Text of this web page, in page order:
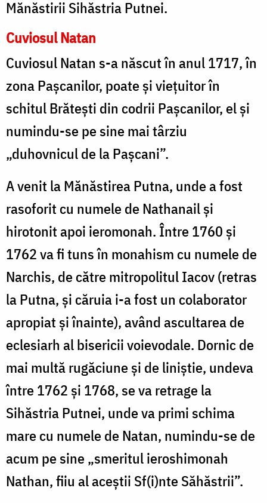
Mănăstirii Sihăstria Putnei.
Cuviosul Natan
Cuviosul Natan s-a născut în anul 1717, în
zona Paşcanilor, poate şi vieţuitor în
schitul Brăteşti din codrii Paşcanilor, el şi
numindu-se pe sine mai târziu
„duhovnicul de la Paşcani”.
A venit la Mănăstirea Putna, unde a fost
rasoforit cu numele de Nathanail şi
hirotonit apoi ieromonah. Între 1760 şi
1762 va fi tuns în monahism cu numele de
Narchis, de către mitropolitul Iacov (retras
la Putna, şi căruia i-a fost un colaborator
apropiat şi înainte), având ascultarea de
eclesiarh al bisericii voievodale. Dornic de
mai multă rugăciune şi de liniştie, undeva
între 1762 şi 1768, se va retrage la
Sihăstria Putnei, unde va primi schima
mare cu numele de Natan, numindu-se de
acum pe sine „smeritul ieroshimonah
Nathan, fiiu al aceştii Sf(i)nte Săhăstrii”.